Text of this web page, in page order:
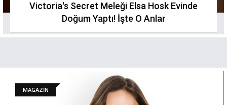
Victoria's Secret Meleği Elsa Hosk Evinde
Doğum Yaptı! İşte O Anlar
MAGAZİN